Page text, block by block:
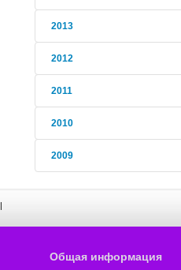
2013
2012
2011
2010
2009
Общая информация